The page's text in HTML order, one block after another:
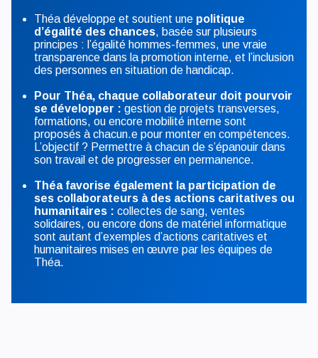
Théa développe et soutient une politique
d’égalité des chances, basée sur plusieurs
principes : l’égalité hommes-femmes, une vraie
transparence dans la promotion interne, et l’inclusion
des personnes en situation de handicap.
Pour Théa, chaque collaborateur doit pourvoir
se développer : gestion de projets transverses,
formations, ou encore mobilité interne sont
proposés à chacun.e pour monter en compétences.
L’objectif ? Permettre à chacun de s’épanouir dans
son travail et de progresser en permanence.
Théa favorise également la participation de
ses collaborateurs à des actions caritatives ou
humanitaires : collectes de sang, ventes
solidaires, ou encore dons de matériel informatique
sont autant d’exemples d’actions caritatives et
humanitaires mises en œuvre par les équipes de
Théa.